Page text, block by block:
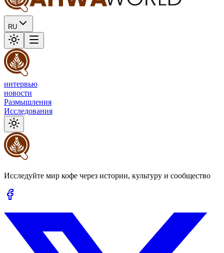
RU
интервью
новости
Размышления
Исследования
Исследуйте мир кофе через истории, культуру и сообщество